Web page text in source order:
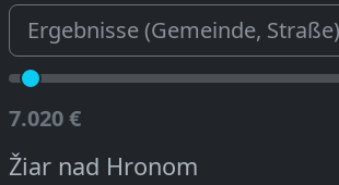
7.020 €
Žiar nad Hronom